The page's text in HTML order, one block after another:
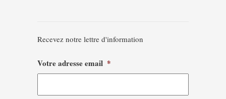
Recevez notre lettre d'information
Votre adresse email *